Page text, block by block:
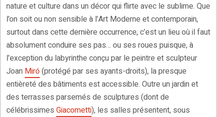
nature et culture dans un décor qui flirte avec le sublime. Que
l’on soit ou non sensible à l’Art Moderne et contemporain,
surtout dans cette dernière occurrence, c’est un lieu où il faut
absolument conduire ses pas… ou ses roues puisque, à
l’exception du labyrinthe conçu par le peintre et sculpteur
Joan Miró(protégé par ses ayants-droits), la presque
entièreté des bâtiments est accessible. Outre un jardin et
des terrasses parsemés de sculptures (dont de
célébrissimes Giacometti), les salles présentent, sous